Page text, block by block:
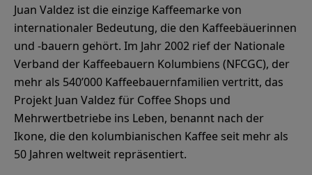
Juan Valdez ist die einzige Kaffeemarke von
internationaler Bedeutung, die den Kaffeebäuerinnen
und -bauern gehört. Im Jahr 2002 rief der Nationale
Verband der Kaffeebauern Kolumbiens (NFCGC), der
mehr als 540’000 Kaffeebauernfamilien vertritt, das
Projekt Juan Valdez für Coffee Shops und
Mehrwertbetriebe ins Leben, benannt nach der
Ikone, die den kolumbianischen Kaffee seit mehr als
50 Jahren weltweit repräsentiert.